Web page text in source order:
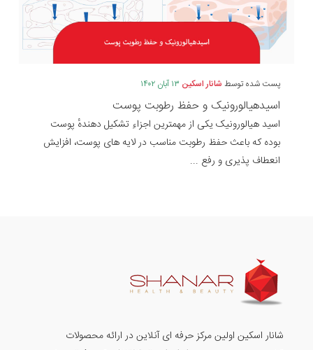
پست شده توسط شانار اسکین ۱۳ آبان ۱۴۰۲
اسیدهیالورونیک و حفظ رطوبت پوست
اسید هیالورونیک یکی از مهمترین اجزاءِ تشکیل دهندهٔ پوست
بوده که باعث حفظ رطوبت مناسب در لایه های پوست، افزایش
انعطاف پذیری و رفع ...
شانار اسکین اولین مرکز حرفه ای آنلاین در ارائه محصولات